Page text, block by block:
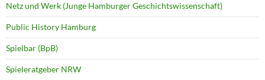
Netz und Werk (Junge Hamburger Geschichtswissenschaft)
Public History Hamburg
Spielbar (BpB)
Spieleratgeber NRW